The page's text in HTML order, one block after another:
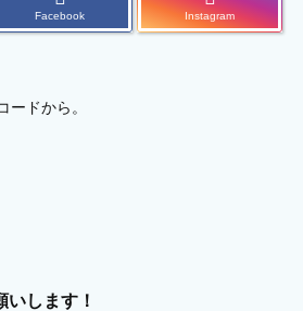
Facebook Instagram
ドから。
します！